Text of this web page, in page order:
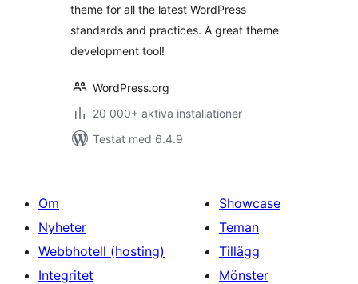
theme for all the latest WordPress
standards and practices. A great theme
development tool!
WordPress.org
20 000+ aktiva installationer
Testat med 6.4.9
Om
Nyheter
Webbhotell (hosting)
Integritet
Showcase
Teman
Tillägg
Mönster